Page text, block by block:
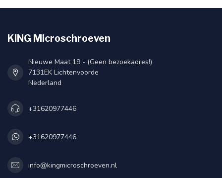
KING Microschroeven
Nieuwe Maat 19 - (Geen bezoekadres!)
7131EK Lichtenvoorde
Nederland
+31620977446
+31620977446
info@kingmicroschroeven.nl